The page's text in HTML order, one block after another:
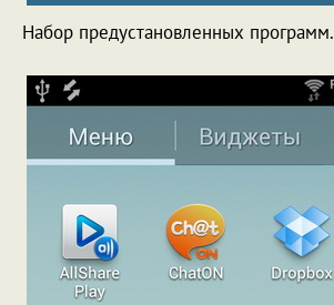
Набор предустановленных программ.